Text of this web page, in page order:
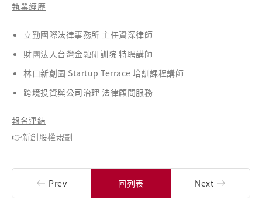
執業經歷
立勤國際法律事務所 主任資深律師
財團法人台灣金融研訓院 特聘講師
林口新創園 Startup Terrace 培訓課程講師
跨境投資與公司治理 法律顧問服務
報名連結
👉新創股權規劃
Prev 回列表 Next